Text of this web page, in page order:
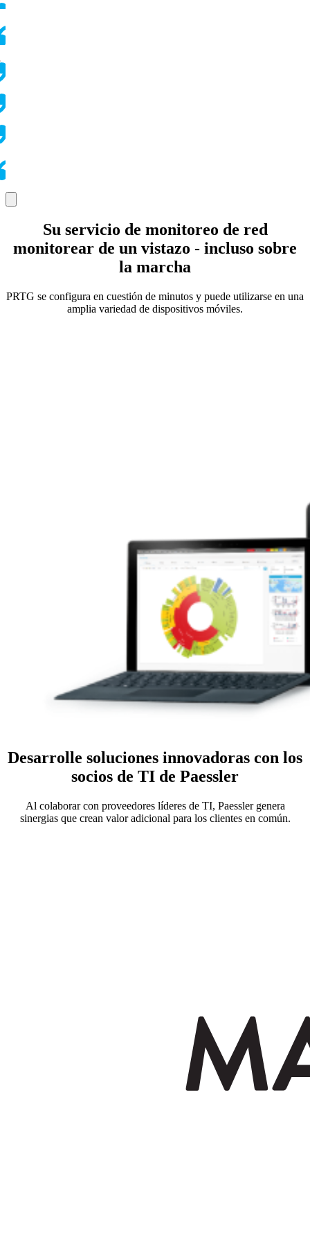
Su servicio de monitoreo de red
monitorear de un vistazo - incluso sobre
la marcha
PRTG se configura en cuestión de minutos y puede utilizarse en una
amplia variedad de dispositivos móviles.
Desarrolle soluciones innovadoras con los
socios de TI de Paessler
Al colaborar con proveedores líderes de TI, Paessler genera
sinergias que crean valor adicional para los clientes en común.